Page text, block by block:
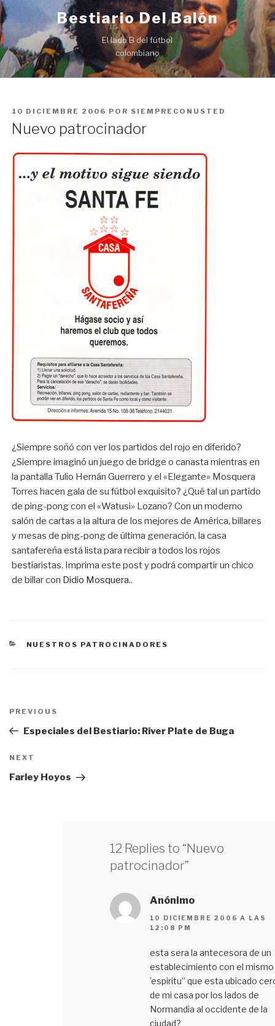
Ir
al
contenido
Bestiario Del Balón
El lado B del fútbol
colombiano
PUBLICADO
EN
10 DICIEMBRE 2006 POR SIEMPRECONUSTED
Nuevo patrocinador
¿Siempre soñó con ver los partidos del rojo en diferido?
¿Siempre imaginó un juego de bridge o canasta mientras en
la pantalla Tulio Hernán Guerrero y el «Elegante» Mosquera
Torres hacen gala de su fútbol exquisito? ¿Qué tal un partido
de ping-pong con el «Watusi» Lozano? Con un moderno
salón de cartas a la altura de los mejores de América, billares
y mesas de ping-pong de última generación, la casa
santafereña está lista para recibir a todos los rojos
bestiaristas. Imprima este post y podrá compartir un chico
de billar con Didio Mosquera..
CATEGORÍAS
NUESTROS PATROCINADORES
entradas
Previous
Post
PREVIOUS
Especiales del Bestiario: River Plate de Buga
Next
Post
NEXT
Farley Hoyos
12 Replies to “Nuevo
patrocinador”
Anónimo
10 DICIEMBRE 2006 A LAS
12:08 PM
esta sera la antecesora de un
establecimiento con el mismo
’espiritu’’ que esta ubicado
de mi casa por los lados de
Normandia al occidente de la
ciudad?